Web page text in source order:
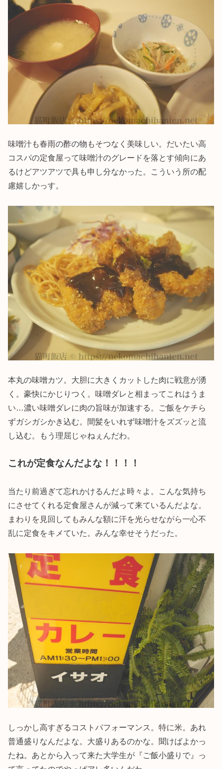
味噌汁も春雨の酢の物もそつなく美味しい。だいたい高
コスパの定食屋って味噌汁のグレードを落とす傾向にあ
るけどアツアツで具も申し分なかった。こういう所の配
慮嬉しかっす。
本丸の味噌カツ。大胆に大きくカットした肉に戦意が湧
く。豪快にかじりつく。味噌ダレと相まってこれはうま
い…濃い味噌ダレに肉の旨味が加速する。ご飯をケチら
ずガシガシかき込む。間髪をいれず味噌汁をズズッと流
し込む。もう理屈じゃねぇんだわ。
これが定食なんだよな！！！！
当たり前過ぎて忘れかけるんだよ時々よ。こんな気持ち
にさせてくれる定食屋さんが減って来ているんだよな。
まわりを見回してもみんな額に汗を光らせながら一心不
乱に定食をキメていた。みんな幸せそうだった。
しっかし高すぎるコストパフォーマンス。特に米。あれ
普通盛りなんだよな。大盛りあるのかな。聞けばよかっ
たね。あとから入って来た大学生が『ご飯小盛りで』っ